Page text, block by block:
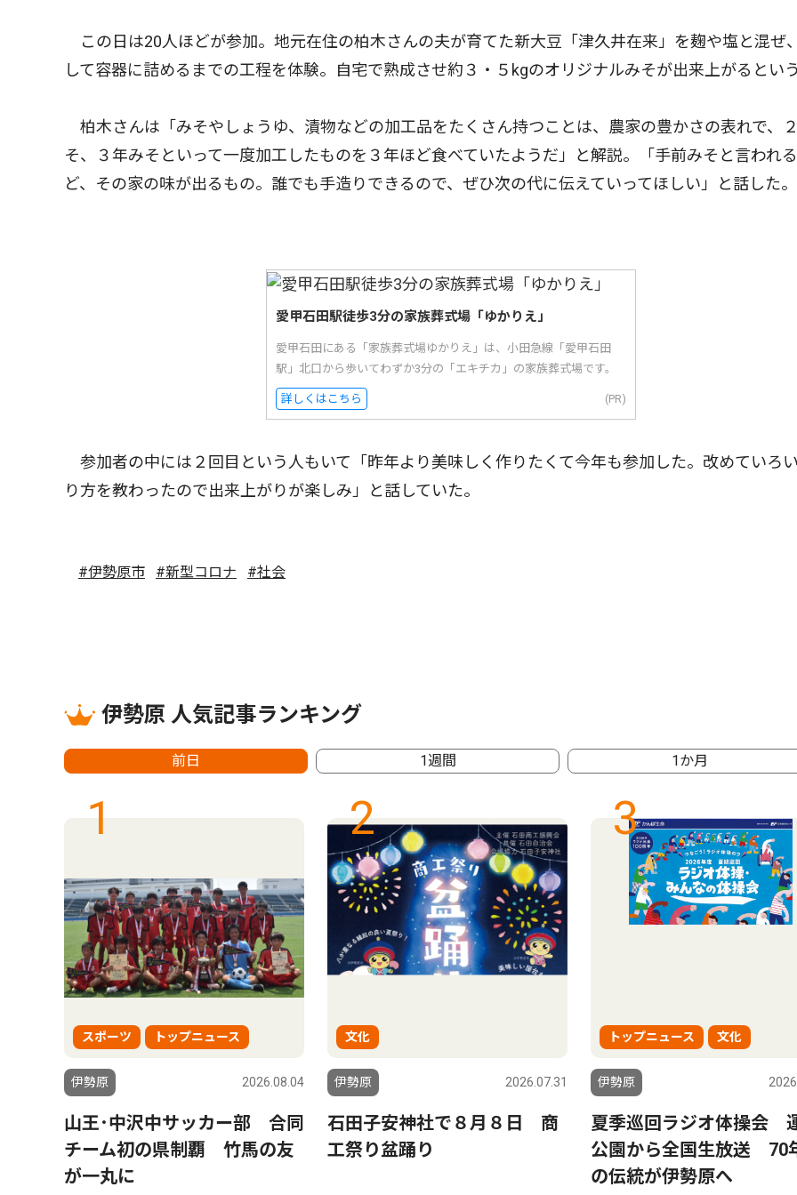
この日は20人ほどが参加。地元在住の柏木さんの夫が育てた新大豆「津久井在来」を麹や塩と混ぜ
して容器に詰めるまでの工程を体験。自宅で熟成させ約３・５kgのオリジナルみそが出来上がるとい
柏木さんは「みそやしょうゆ、漬物などの加工品をたくさん持つことは、農家の豊かさの表れで、
そ、３年みそといって一度加工したものを３年ほど食べていたようだ」と解説。「手前みそと言われ
ど、その家の味が出るもの。誰でも手造りできるので、ぜひ次の代に伝えていってほしい」と話した。
愛甲石田駅徒歩3分の家族葬式場「ゆかりえ」
愛甲石田にある「家族葬式場ゆかりえ」は、小田急線「愛甲石田
駅」北口から歩いてわずか3分の「エキチカ」の家族葬式場です。
詳しくはこちら (PR)
参加者の中には２回目という人もいて「昨年より美味しく作りたくて今年も参加した。改めていろ
り方を教わったので出来上がりが楽しみ」と話していた。
#伊勢原市 #新型コロナ #社会
伊勢原 人気記事ランキング
前日 1週間 1か月
1
スポーツ トップニュース
伊勢原 2026.08.04
山王･中沢中サッカー部 合同
チーム初の県制覇 竹馬の友
が一丸に
2
文化
伊勢原 2026.07.31
石田子安神社で８月８日 商
工祭り盆踊り
3
トップニュース 文化
伊勢原
夏季巡回ラジオ体操会
公園から全国生放送 70
の伝統が伊勢原へ